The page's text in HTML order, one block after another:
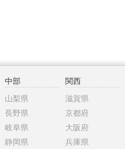
中部
山梨県
長野県
岐阜県
静岡県
関西
滋賀県
京都府
大阪府
兵庫県